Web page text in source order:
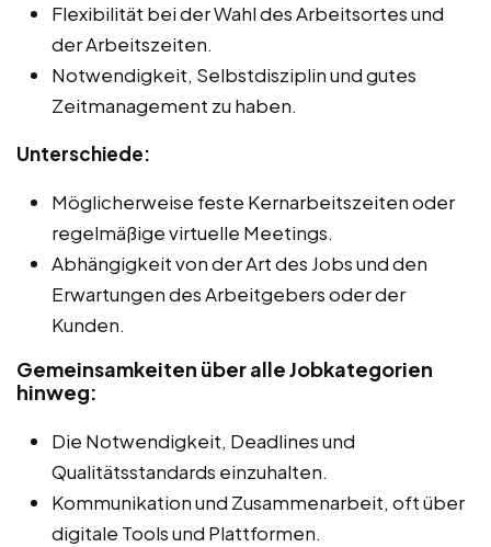
Flexibilität bei der Wahl des Arbeitsortes und
der Arbeitszeiten.
Notwendigkeit, Selbstdisziplin und gutes
Zeitmanagement zu haben.
Unterschiede:
Möglicherweise feste Kernarbeitszeiten oder
regelmäßige virtuelle Meetings.
Abhängigkeit von der Art des Jobs und den
Erwartungen des Arbeitgebers oder der
Kunden.
Gemeinsamkeiten über alle Jobkategorien
hinweg:
Die Notwendigkeit, Deadlines und
Qualitätsstandards einzuhalten.
Kommunikation und Zusammenarbeit, oft über
digitale Tools und Plattformen.